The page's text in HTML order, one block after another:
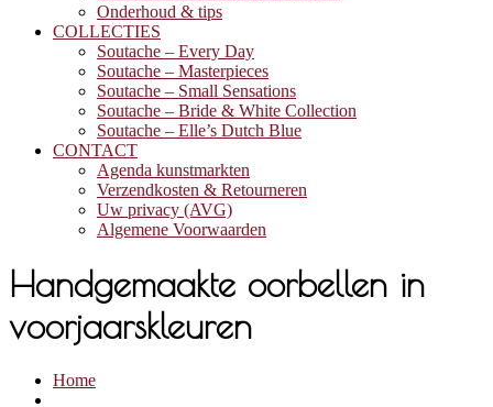
Onderhoud & tips
COLLECTIES
Soutache – Every Day
Soutache – Masterpieces
Soutache – Small Sensations
Soutache – Bride & White Collection
Soutache – Elle’s Dutch Blue
CONTACT
Agenda kunstmarkten
Verzendkosten & Retourneren
Uw privacy (AVG)
Algemene Voorwaarden
Handgemaakte oorbellen in
voorjaarskleuren
Home